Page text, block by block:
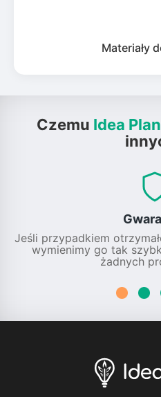
Materiały
Czemu Idea
Jeśli przypadkiem
wymienimy go tak
żadnych